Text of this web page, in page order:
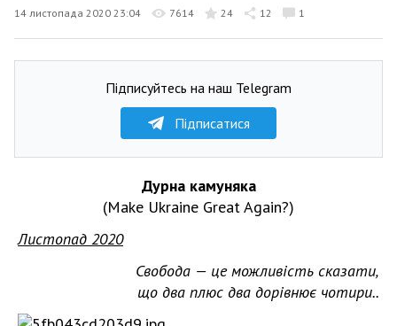
14 листопада 2020 23:04 7614 24 12 1
Підписуйтесь на наш Telegram
Підписатися
Дурна камуняка
(Make Ukraine Great Again?)
Листопад 2020
Свобода — це можливість сказати,
що два плюс два дорівнює чотири..